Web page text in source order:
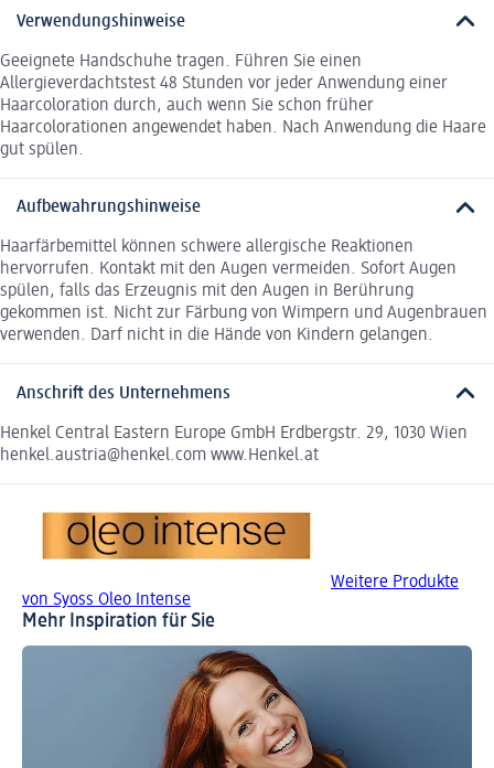
Verwendungshinweise
Geeignete Handschuhe tragen. Führen Sie einen
Allergieverdachtstest 48 Stunden vor jeder Anwendung einer
Haarcoloration durch, auch wenn Sie schon früher
Haarcolorationen angewendet haben. Nach Anwendung die Haare
gut spülen.
Aufbewahrungshinweise
Haarfärbemittel können schwere allergische Reaktionen
hervorrufen. Kontakt mit den Augen vermeiden. Sofort Augen
spülen, falls das Erzeugnis mit den Augen in Berührung
gekommen ist. Nicht zur Färbung von Wimpern und Augenbrauen
verwenden. Darf nicht in die Hände von Kindern gelangen.
Anschrift des Unternehmens
Henkel Central Eastern Europe GmbH Erdbergstr. 29, 1030 Wien
henkel.austria@henkel.com www.Henkel.at
Weitere Produkte
von Syoss Oleo Intense
Mehr Inspiration für Sie